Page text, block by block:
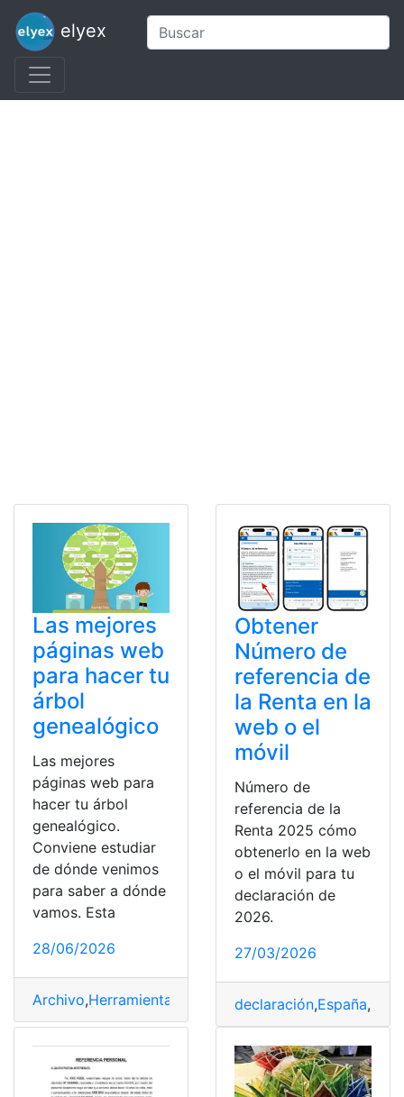
elyex
Las mejores
páginas web
para hacer tu
árbol
genealógico
Las mejores
páginas web para
hacer tu árbol
genealógico.
Conviene estudiar
de dónde venimos
para saber a dónde
vamos. Esta
28/06/2026
Archivo,Herramienta Pasado,Referencia
Obtener
Número de
referencia de
la Renta en la
web o el
móvil
Número de
referencia de la
Renta 2025 cómo
obtenerlo en la web
o el móvil para tu
declaración de
2026.
27/03/2026
declaración,España,